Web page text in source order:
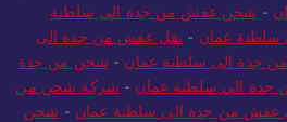
- شحن عفش من جدة الى سلطنة
عمان - نقل عفش من جدة الى
جدة الى سلطنة عمان - شحن من جدة
الي سلطنة عمان - شركة شحن من
عفش من جدة الى سلطنة عمان - شحن